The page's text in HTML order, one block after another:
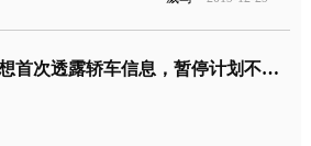
李想首次透露轿车信息，暂停计划不是传言